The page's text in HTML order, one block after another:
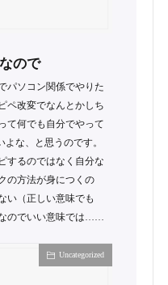
ので
パソコン関係でやりた
ペ改変でなんとかしち
て何でも自分でやって
な、と思うのです。
するのではなく自分な
の方法が身につくの
い（正しい意味でも
なのでいい意味では……
Uncategorized